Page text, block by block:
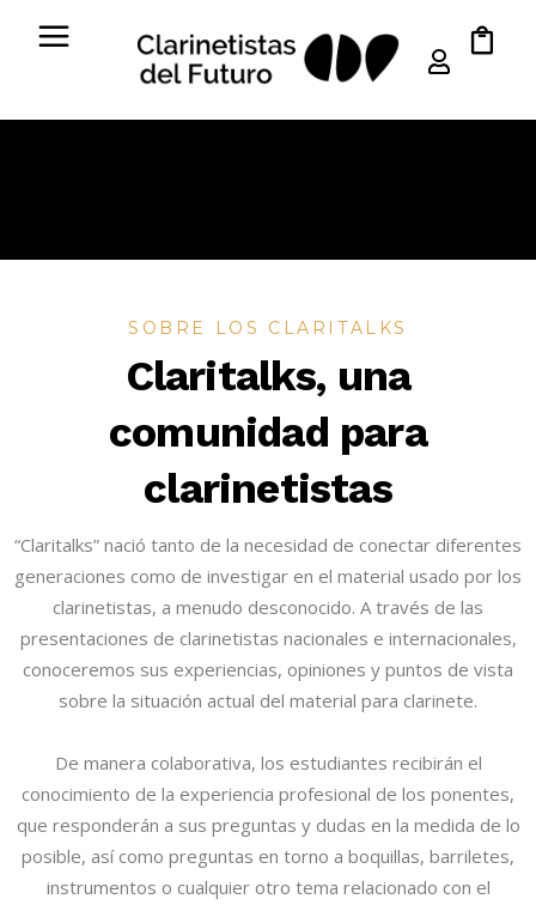
SOBRE LOS CLARITALKS
Claritalks, una
comunidad para
clarinetistas
“Claritalks” nació tanto de la necesidad de conectar diferentes
generaciones como de investigar en el material usado por los
clarinetistas, a menudo desconocido. A través de las
presentaciones de clarinetistas nacionales e internacionales,
conoceremos sus experiencias, opiniones y puntos de vista
sobre la situación actual del material para clarinete.
De manera colaborativa, los estudiantes recibirán el
conocimiento de la experiencia profesional de los ponentes,
que responderán a sus preguntas y dudas en la medida de lo
posible, así como preguntas en torno a boquillas, barriletes,
instrumentos o cualquier otro tema relacionado con el